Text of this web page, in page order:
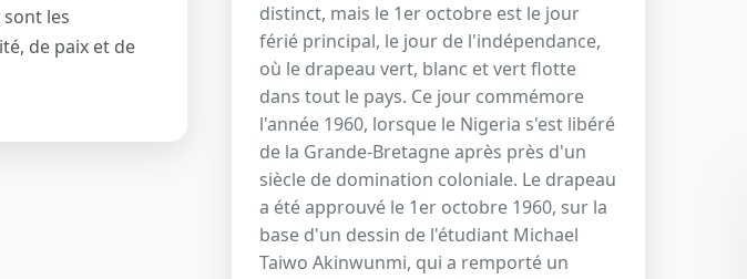
les
de paix et de
distinct, mais le 1er octobre est le jour
férié principal, le jour de l'indépendance,
où le drapeau vert, blanc et vert flotte
dans tout le pays. Ce jour commémore
l'année 1960, lorsque le Nigeria s'est libéré
de la Grande-Bretagne après près d'un
siècle de domination coloniale. Le drapeau
a été approuvé le 1er octobre 1960, sur la
base d'un dessin de l'étudiant Michael
Taiwo Akinwunmi, qui a remporté un